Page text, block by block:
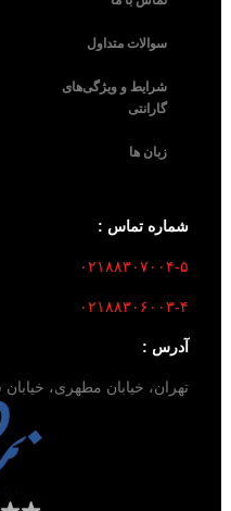
سوالات متداول
شرایط و ویژگی‌های
گارانتی
زبان ها
شماره تماس :
۰۲۱۸۸۳۰۷۰۰۴-۵
۰۲۱۸۸۳۰۶۰۰۳-۴
آدرس :
تهران، خیابان مطهری، خیابان فجر،